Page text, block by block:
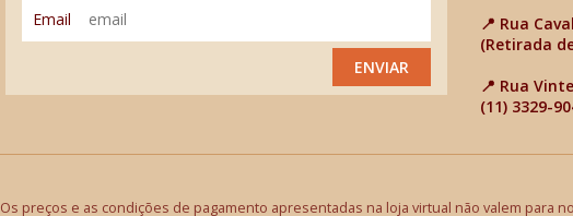
Email
ENVIAR
📍 Rua
(Retirada
📍 Rua
(11) 3329-
Os preços e as condições de pagamento apresentadas na loja virtual não valem para